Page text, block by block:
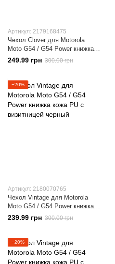
Артикул: 2179168475
Чехол Clover для Motorola
Moto G54 / G54 Power книжка
кожа PU с визитницей серый
249.99 грн 300.00 грн
−20%
Артикул: 2180070765
Чехол Vintage для Motorola
Moto G54 / G54 Power книжка
кожа PU с визитницей черный
239.99 грн 300.00 грн
−20%